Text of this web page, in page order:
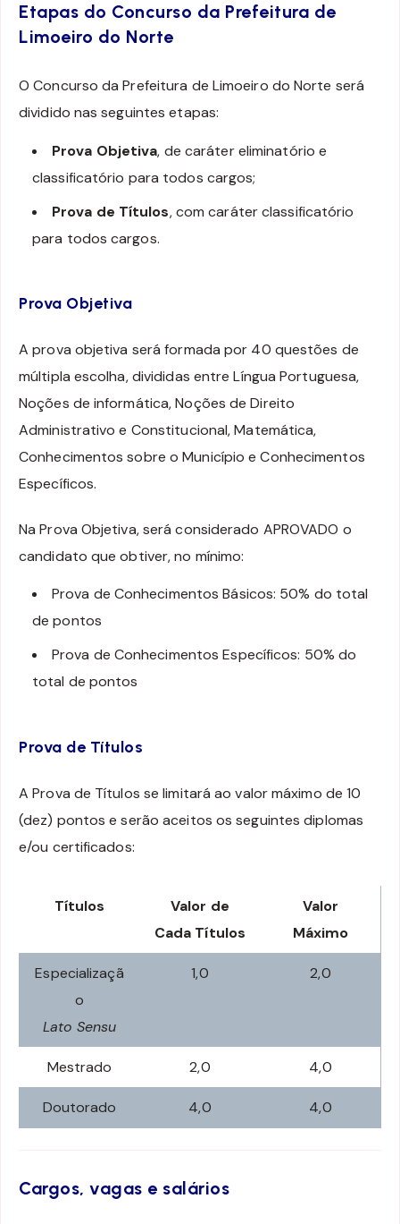
Etapas do Concurso da Prefeitura de
Limoeiro do Norte
O Concurso da Prefeitura de Limoeiro do Norte será
dividido nas seguintes etapas:
Prova Objetiva, de caráter eliminatório e
classificatório para todos cargos;
Prova de Títulos, com caráter classificatório
para todos cargos.
Prova Objetiva
A prova objetiva será formada por 40 questões de
múltipla escolha, divididas entre Língua Portuguesa,
Noções de informática, Noções de Direito
Administrativo e Constitucional, Matemática,
Conhecimentos sobre o Município e Conhecimentos
Específicos.
Na Prova Objetiva, será considerado APROVADO o
candidato que obtiver, no mínimo:
Prova de Conhecimentos Básicos: 50% do total
de pontos
Prova de Conhecimentos Específicos: 50% do
total de pontos
Prova de Títulos
A Prova de Títulos se limitará ao valor máximo de 10
(dez) pontos e serão aceitos os seguintes diplomas
e/ou certificados:
Títulos
Valor de
Cada Títulos
Valor
Máximo
Especializaçã
o
Lato Sensu
1,0 2,0
Mestrado 2,0 4,0
Doutorado 4,0 4,0
Cargos, vagas e salários